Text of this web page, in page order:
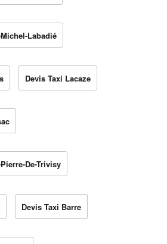
Labadié
Devis Taxi Lacaze
De-Trivisy
Devis Taxi Barre